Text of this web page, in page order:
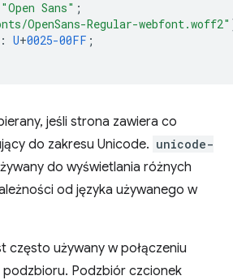
"Open Sans" ;
OpenSans-Regular-webfont.woff2"
: U+0025-00FF ;
jeśli strona zawiera co
do zakresu Unicode. unicode-
do wyświetlania różnych
od języka używanego w
często używany w połączeniu
Podzbiór czcionek